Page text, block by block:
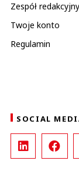
Zespół redakcyjny
Twoje konto
Regulamin
SOCIAL